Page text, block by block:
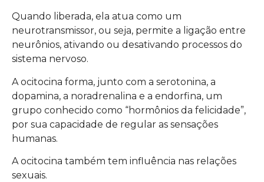
Quando liberada, ela atua como um
neurotransmissor, ou seja, permite a ligação entre
neurônios, ativando ou desativando processos do
sistema nervoso.
A ocitocina forma, junto com a serotonina, a
dopamina, a noradrenalina e a endorfina, um
grupo conhecido como “hormônios da felicidade”,
por sua capacidade de regular as sensações
humanas.
A ocitocina também tem influência nas relações
sexuais.